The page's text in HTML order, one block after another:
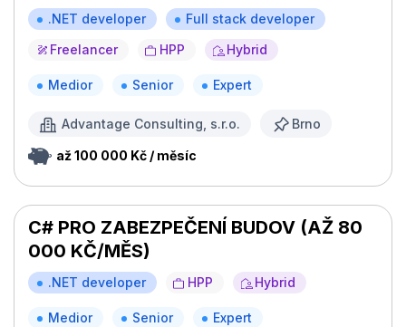
.NET developer
Full stack developer
Freelancer
HPP Hybrid
Medior Senior Expert
Advantage Consulting, s.r.o. Brno
až 100 000 Kč / měsíc
C# PRO ZABEZPEČENÍ BUDOV (AŽ 80
000 KČ/MĚS)
.NET developer HPP Hybrid
Medior Senior Expert